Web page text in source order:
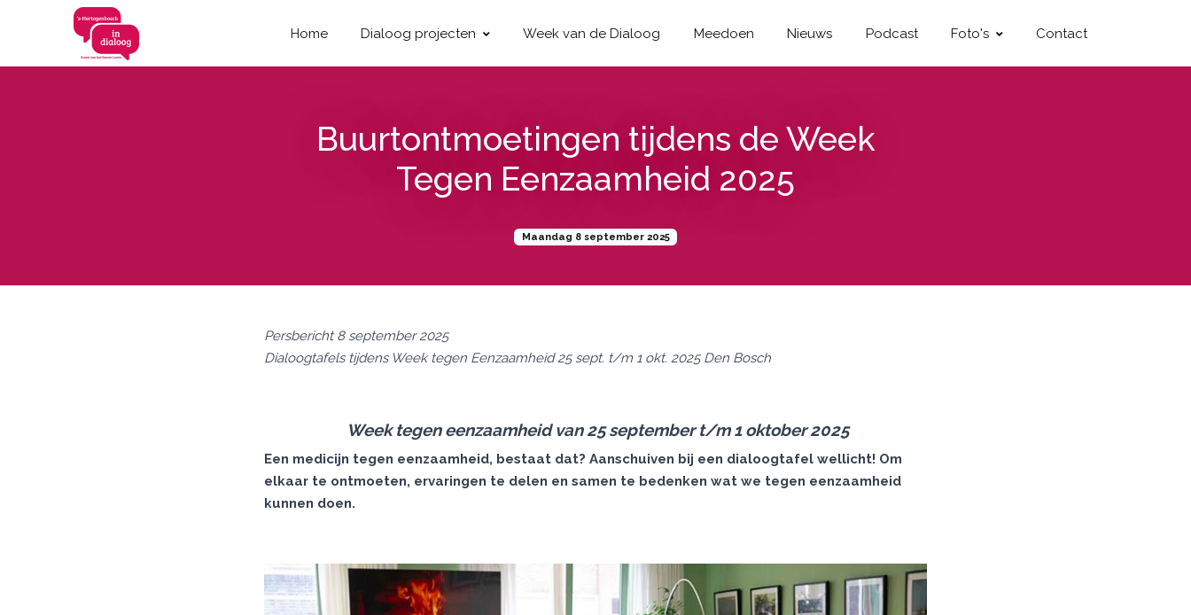
Home Dialoog projecten Week van de Dialoog Meedoen Nieuws Podcast Foto's Contact
Buurtontmoetingen tijdens de Week
Tegen Eenzaamheid 2025
Maandag 8 september 2025
Persbericht 8 september 2025
Dialoogtafels tijdens Week tegen Eenzaamheid 25 sept. t/m 1 okt. 2025 Den Bosch
Week tegen eenzaamheid van 25 september t/m 1 oktober 2025
Een medicijn tegen eenzaamheid, bestaat dat? Aanschuiven bij een dialoogtafel wellicht! Om
elkaar te ontmoeten, ervaringen te delen en samen te bedenken wat we tegen eenzaamheid
kunnen doen.